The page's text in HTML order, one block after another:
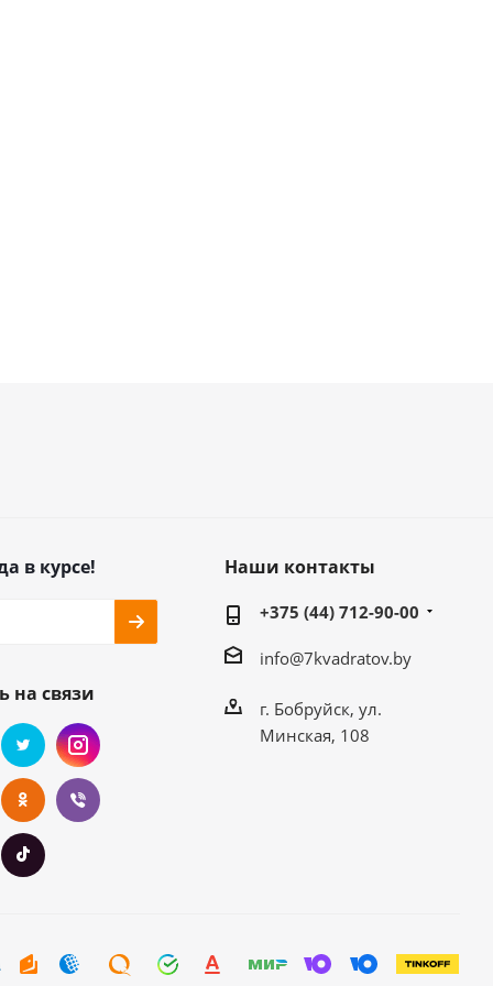
в курсе!
на связи
Наши контакты
+375 (44) 712-90-00
info@7kvadratov.by
г. Бобруйск, ул.
Минская, 108